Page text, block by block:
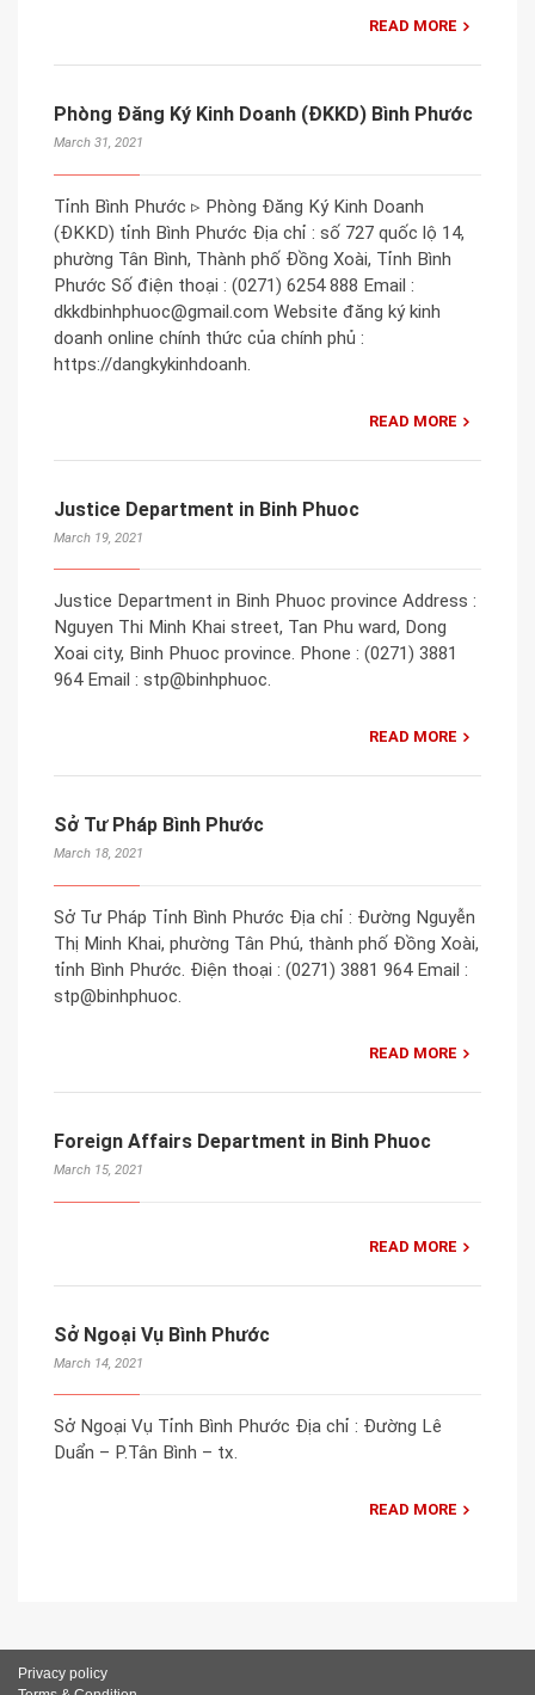
READ MORE
Phòng Đăng Ký Kinh Doanh (ĐKKD) Bình Phước
March 31, 2021
Tỉnh Bình Phước ▹ Phòng Đăng Ký Kinh Doanh
(ĐKKD) tỉnh Bình Phước Địa chỉ : số 727 quốc lộ 14,
phường Tân Bình, Thành phố Đồng Xoài, Tỉnh Bình
Phước Số điện thoại : (0271) 6254 888 Email :
dkkdbinhphuoc@gmail.com Website đăng ký kinh
doanh online chính thức của chính phủ :
https://dangkykinhdoanh.
READ MORE
Justice Department in Binh Phuoc
March 19, 2021
Justice Department in Binh Phuoc province Address :
Nguyen Thi Minh Khai street, Tan Phu ward, Dong
Xoai city, Binh Phuoc province. Phone : (0271) 3881
964 Email : stp@binhphuoc.
READ MORE
Sở Tư Pháp Bình Phước
March 18, 2021
Sở Tư Pháp Tỉnh Bình Phước Địa chỉ : Đường Nguyễn
Thị Minh Khai, phường Tân Phú, thành phố Đồng Xoài,
tỉnh Bình Phước. Điện thoại : (0271) 3881 964 Email :
stp@binhphuoc.
READ MORE
Foreign Affairs Department in Binh Phuoc
March 15, 2021
READ MORE
Sở Ngoại Vụ Bình Phước
March 14, 2021
Sở Ngoại Vụ Tỉnh Bình Phước Địa chỉ : Đường Lê
Duẩn – P.Tân Bình – tx.
READ MORE
Privacy policy